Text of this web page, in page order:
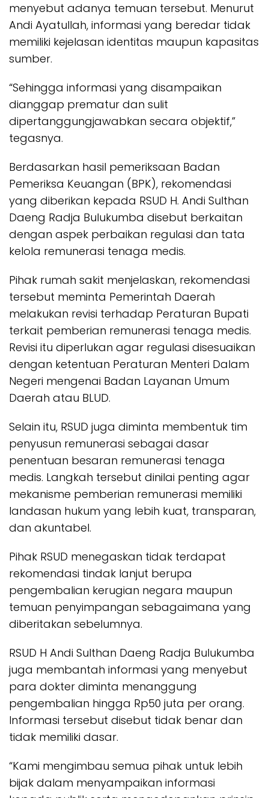
menyebut adanya temuan tersebut. Menurut
Andi Ayatullah, informasi yang beredar tidak
memiliki kejelasan identitas maupun kapasitas
sumber.
“Sehingga informasi yang disampaikan
dianggap prematur dan sulit
dipertanggungjawabkan secara objektif,”
tegasnya.
Berdasarkan hasil pemeriksaan Badan
Pemeriksa Keuangan (BPK), rekomendasi
yang diberikan kepada RSUD H. Andi Sulthan
Daeng Radja Bulukumba disebut berkaitan
dengan aspek perbaikan regulasi dan tata
kelola remunerasi tenaga medis.
Pihak rumah sakit menjelaskan, rekomendasi
tersebut meminta Pemerintah Daerah
melakukan revisi terhadap Peraturan Bupati
terkait pemberian remunerasi tenaga medis.
Revisi itu diperlukan agar regulasi disesuaikan
dengan ketentuan Peraturan Menteri Dalam
Negeri mengenai Badan Layanan Umum
Daerah atau BLUD.
Selain itu, RSUD juga diminta membentuk tim
penyusun remunerasi sebagai dasar
penentuan besaran remunerasi tenaga
medis. Langkah tersebut dinilai penting agar
mekanisme pemberian remunerasi memiliki
landasan hukum yang lebih kuat, transparan,
dan akuntabel.
Pihak RSUD menegaskan tidak terdapat
rekomendasi tindak lanjut berupa
pengembalian kerugian negara maupun
temuan penyimpangan sebagaimana yang
diberitakan sebelumnya.
RSUD H Andi Sulthan Daeng Radja Bulukumba
juga membantah informasi yang menyebut
para dokter diminta menanggung
pengembalian hingga Rp50 juta per orang.
Informasi tersebut disebut tidak benar dan
tidak memiliki dasar.
“Kami mengimbau semua pihak untuk lebih
bijak dalam menyampaikan informasi